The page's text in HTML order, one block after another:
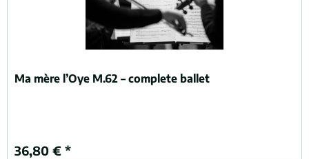
Ma mère l’Oye M.62 – complete ballet
36,80 € *